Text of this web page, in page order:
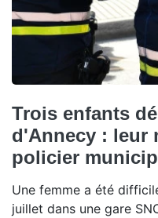
Trois enfants
d'Annecy : leur
policier
Une femme a été
juillet dans une gare